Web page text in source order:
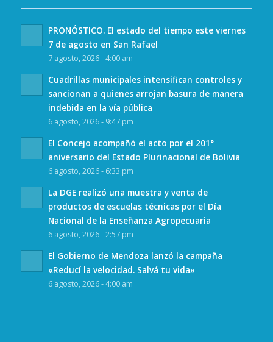
PRONÓSTICO. El estado del tiempo este viernes
7 de agosto en San Rafael
7 agosto, 2026 - 4:00 am
Cuadrillas municipales intensifican controles y
sancionan a quienes arrojan basura de manera
indebida en la vía pública
6 agosto, 2026 - 9:47 pm
El Concejo acompañó el acto por el 201°
aniversario del Estado Plurinacional de Bolivia
6 agosto, 2026 - 6:33 pm
La DGE realizó una muestra y venta de
productos de escuelas técnicas por el Día
Nacional de la Enseñanza Agropecuaria
6 agosto, 2026 - 2:57 pm
El Gobierno de Mendoza lanzó la campaña
«Reducí la velocidad. Salvá tu vida»
6 agosto, 2026 - 4:00 am